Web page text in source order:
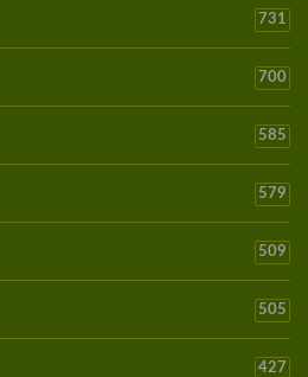
731
700
585
579
509
505
427